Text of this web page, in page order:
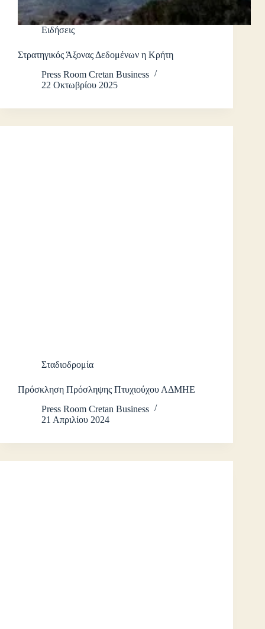
Ειδήσεις
Στρατηγικός Άξονας Δεδομένων η Κρήτη
Press Room Cretan Business
22 Οκτωβρίου 2025
Σταδιοδρομία
Πρόσκληση Πρόσληψης Πτυχιούχου ΑΔΜΗΕ
Press Room Cretan Business
21 Απριλίου 2024